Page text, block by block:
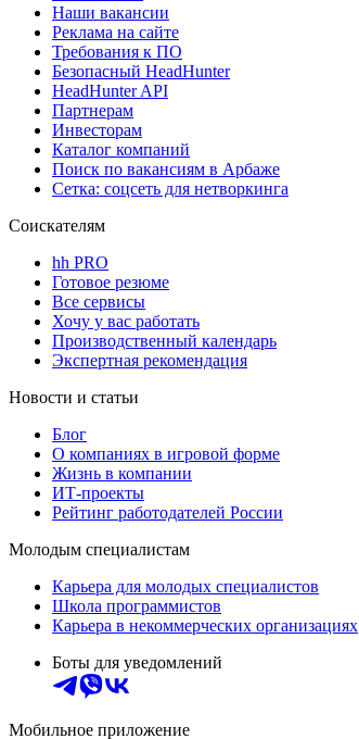
Наши вакансии
Реклама на сайте
Требования к ПО
Безопасный HeadHunter
HeadHunter API
Партнерам
Инвесторам
Каталог компаний
Поиск по вакансиям в Арбаже
Сетка: соцсеть для нетворкинга
Соискателям
hh PRO
Готовое резюме
Все сервисы
Хочу у вас работать
Производственный календарь
Экспертная рекомендация
Новости и статьи
Блог
О компаниях в игровой форме
Жизнь в компании
ИТ-проекты
Рейтинг работодателей России
Молодым специалистам
Карьера для молодых специалистов
Школа программистов
Карьера в некоммерческих организациях
Боты для уведомлений
Мобильное приложение